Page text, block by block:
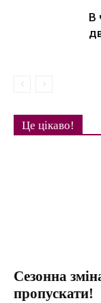
В
Це цікаво!
Сезонна
пропускати!